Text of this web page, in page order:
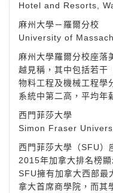
Hotel and Resorts,
麻州大學－羅爾分校
University of
麻州大學羅爾分校座落
越見稱，其中包括若干
物料工程及機械工程學
系統中第二高，平均年
西門菲莎大學
Simon Fraser
西門菲莎大學（SFU）
2015年加拿大排名榜
SFU擁有加拿大西部
拿大首席商學院，而其